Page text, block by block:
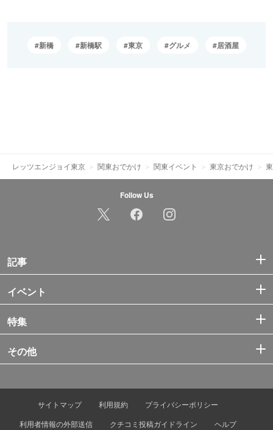
新橋 新橋駅 東京 グルメ 居酒屋
レッツエンジョイ東京 関東おでかけ 関東イベント 東京おでかけ
Follow Us
記事
イベント
特集
その他
サイトマップ 利用規約
プライバシーポリシー
利用者情報の外部送信
クチコミ投稿ガイドライン ヘルプ